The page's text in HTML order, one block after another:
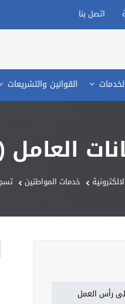
اتصل بنا
القوانين والتشريعات
العامل
خدمات المواطنين
رأس العمل